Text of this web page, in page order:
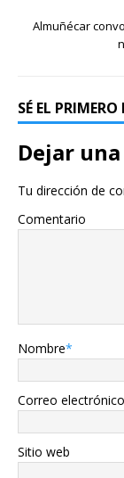
Almuñécar
SÉ EL
Dejar
Tu dirección de
Comentario
Nombre*
Correo electrónico
Sitio web